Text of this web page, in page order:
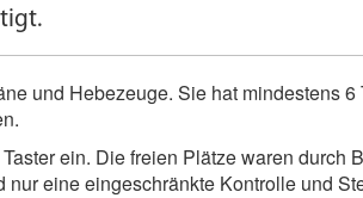
und Hebezeuge. Sie hat mindestens
ein. Die freien Plätze waren
eine eingeschränkte Kontrolle und